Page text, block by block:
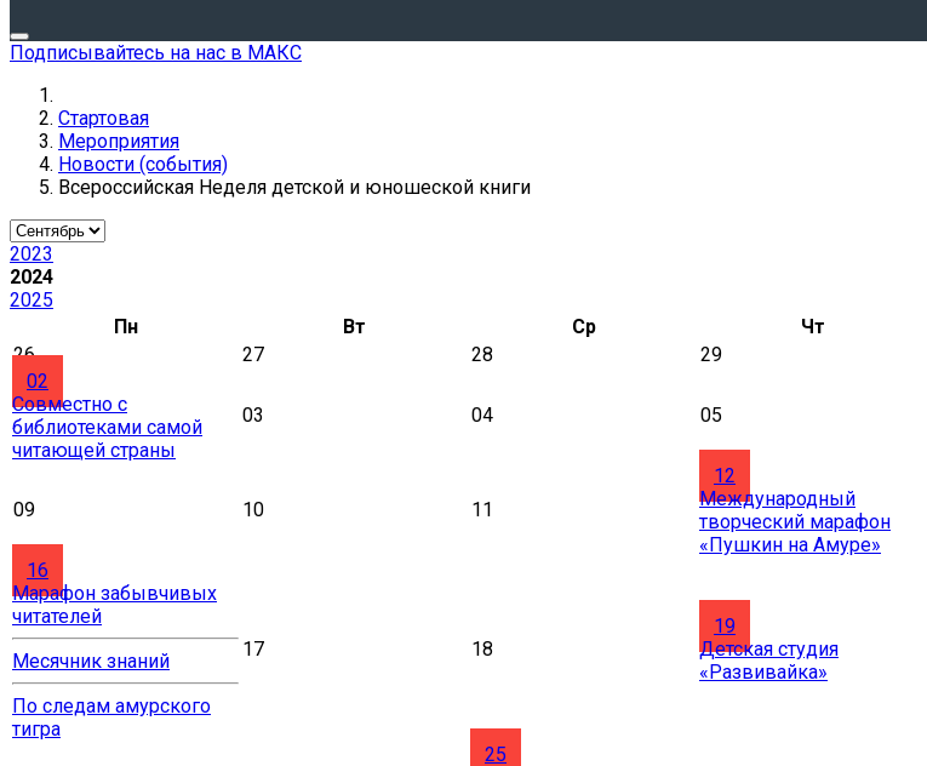
Подписывайтесь на нас в МАКС
Стартовая
Мероприятия
Новости (события)
Всероссийская Неделя детской и юношеской книги
2023
2024
2025
Пн
Вт Ср Чт
26
27 28 29
02
Совместно с
библиотеками самой
читающей страны
03 04 05
09 10 11
12
Международный
творческий марафон
«Пушкин на Амуре»
16
Марафон забывчивых
читателей
Месячник знаний
По следам амурского
тигра
17 18
19
Детская студия
«Развивайка»
25